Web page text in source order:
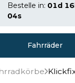
Bestelle in:01d
03s
Fahrräder